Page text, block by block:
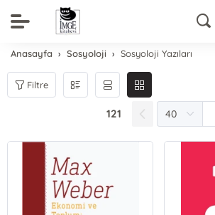
Anasayfa Sosyoloji Sosyoloji Yazıları
Filtre
121